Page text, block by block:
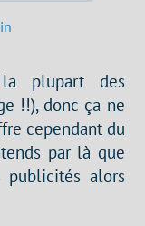
plupart des
!!), donc ça ne
cependant du
par là que
alors